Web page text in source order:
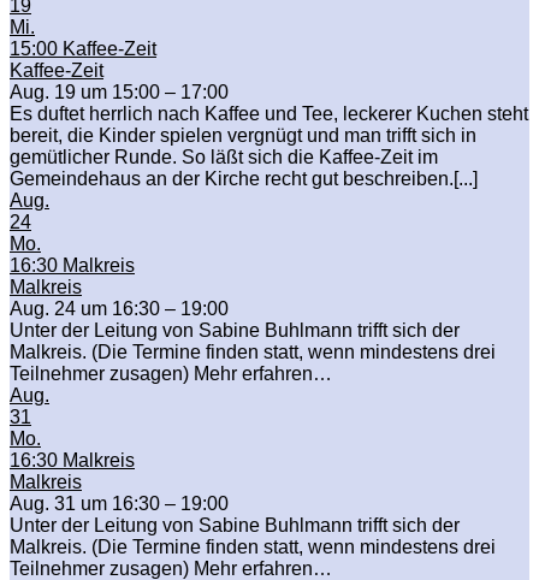
19
Mi.
15:00 Kaffee-Zeit
Kaffee-Zeit
Aug. 19 um 15:00 – 17:00
Es duftet herrlich nach Kaffee und Tee, leckerer Kuchen steht
bereit, die Kinder spielen vergnügt und man trifft sich in
gemütlicher Runde. So läßt sich die Kaffee-Zeit im
Gemeindehaus an der Kirche recht gut beschreiben.[...]
Aug.
24
Mo.
16:30 Malkreis
Malkreis
Aug. 24 um 16:30 – 19:00
Unter der Leitung von Sabine Buhlmann trifft sich der
Malkreis. (Die Termine finden statt, wenn mindestens drei
Teilnehmer zusagen) Mehr erfahren…
Aug.
31
Mo.
16:30 Malkreis
Malkreis
Aug. 31 um 16:30 – 19:00
Unter der Leitung von Sabine Buhlmann trifft sich der
Malkreis. (Die Termine finden statt, wenn mindestens drei
Teilnehmer zusagen) Mehr erfahren…